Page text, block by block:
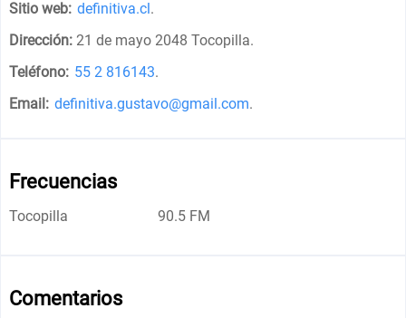
Sitio web: definitiva.cl.
Dirección: 21 de mayo 2048 Tocopilla.
Teléfono: 55 2 816143.
Email: definitiva.gustavo@gmail.com.
Frecuencias
Tocopilla 90.5 FM
Comentarios